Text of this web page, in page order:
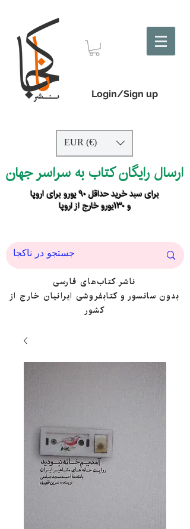
Login/Sign up
EUR (€)
ارسال رایگان کتاب به سراسر جهان
برای سبد خرید حداقل ۹۰ یورو برای اروپا
و ۱۳۰یورو خارج از اروپا
ناشر کتاب‌های فارسی
بدون سانسور و کتابفروشی ایرانیان خارج از
کشور